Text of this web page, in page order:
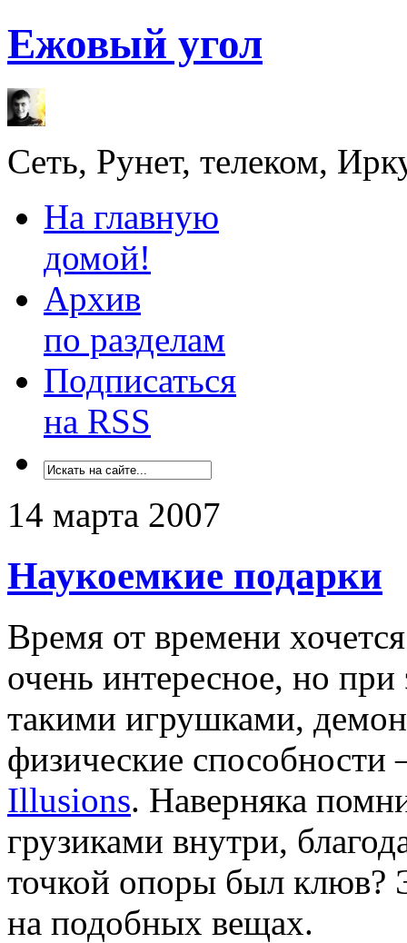
Ежовый угол
Сеть, Рунет, телеком,
На главную
домой!
Архив
по разделам
Подписаться
на RSS
14 марта 2007
Наукоемкие подарки
Время от времени
очень интересное, но
такими игрушками,
физические
Illusions. Наверняка
грузиками внутри,
точкой опоры был клюв?
на подобных вещах.